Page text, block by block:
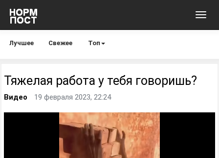
Лучшее Свежее Топ
Тяжелая работа у тебя говоришь?
Видео 19 февраля 2023, 22:24